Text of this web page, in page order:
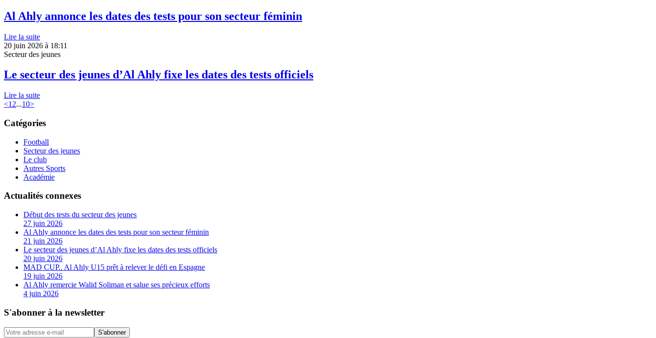
Al Ahly annonce les dates des tests pour son secteur féminin
Lire la suite
20 juin 2026 à 18:11
Secteur des jeunes
Le secteur des jeunes d’Al Ahly fixe les dates des tests officiels
Lire la suite
<1 2...10>
Catégories
Football
Secteur des jeunes
Le club
Autres Sports
Académie
Actualités connexes
Début des tests du secteur des jeunes
27 juin 2026
Al Ahly annonce les dates des tests pour son secteur féminin
21 juin 2026
Le secteur des jeunes d’Al Ahly fixe les dates des tests officiels
20 juin 2026
MAD CUP.. Al Ahly U15 prêt à relever le défi en Espagne
19 juin 2026
Al Ahly remercie Walid Soliman et salue ses précieux efforts
4 juin 2026
S'abonner à la newsletter
S'abonner